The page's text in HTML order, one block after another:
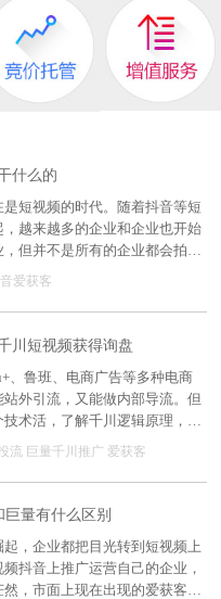
什么的
短视频的时代。随着抖音等短
越来越多的企业和企业也开始
但并不是所有的企业都会拍摄
想在短视频平台上获得客户。
在短视频平台上准确客户，爱
爱获客
川短视频获得询盘
、鲁班、电商广告等多种电商
站外引流，又能做内部导流。但
术活，了解千川逻辑原理，掌
，才能少走歪路，节省时间!
流 巨量千川推广 爱获客
量有什么区别
起，企业都把目光转到短视频上
抖音上推广运营自己的企业，
，市面上现在出现的爱获客的